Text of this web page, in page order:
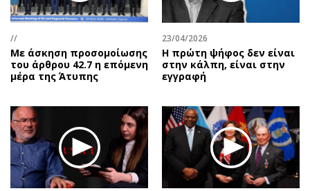
Περιβάλλον
Ελλάδα
Κόσμος
Παράξενα
Πολιτισμός
Σινεμά
Θέατρο-Χορός
Μουσική
Εικαστικά
Βιβλίο
Ταξίδια
Συνταγές
Έξοδος
Media
Εκπομπές
Wine routes
Podcasts
Uncut
Προσφορές
Προσωπικότητες στην ''Κ''
//
Με άσκηση προσομοίωσης
του άρθρου 42.7 η επόμενη
μέρα της Άτυπης
23/04/2026
Η πρώτη ψήφος δεν είναι
στην κάλπη, είναι στην
εγγραφή